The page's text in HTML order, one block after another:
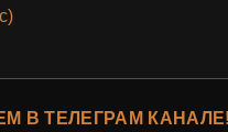
В ТЕЛЕГРАМ